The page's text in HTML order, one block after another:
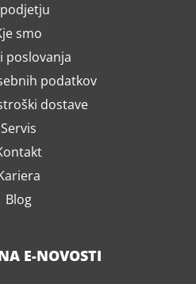
smo
poslovanja
podatkov
dostave
Servis
Blog
E-NOVOSTI